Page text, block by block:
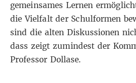
gemeinsames Lernen
die Vielfalt der Schulformen
sind die alten Diskussionen
dass zeigt zumindest der
Professor Dollase.